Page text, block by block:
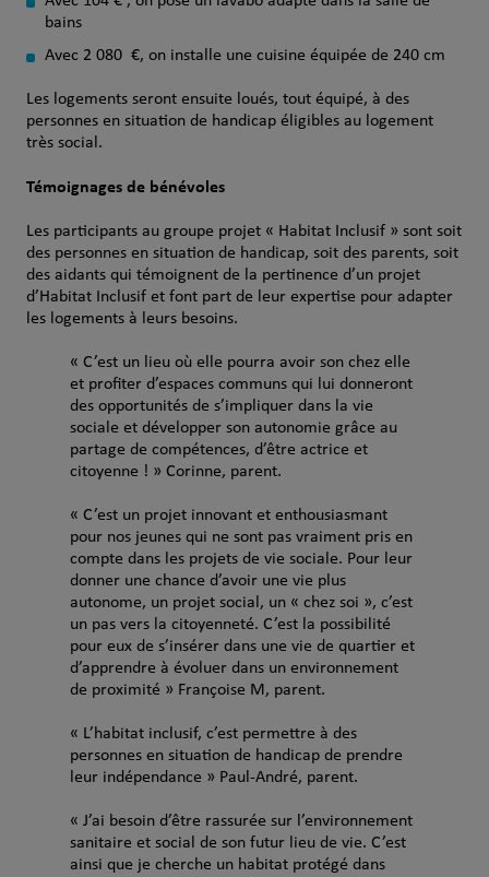
bains
Avec 2 080 €, on installe une cuisine équipée de 240 cm
Les logements seront ensuite loués, tout équipé, à des
personnes en situation de handicap éligibles au logement
très social.
Témoignages de bénévoles
Les participants au groupe projet « Habitat Inclusif » sont soit
des personnes en situation de handicap, soit des parents, soit
des aidants qui témoignent de la pertinence d’un projet
d’Habitat Inclusif et font part de leur expertise pour adapter
les logements à leurs besoins.
« C’est un lieu où elle pourra avoir son chez elle
et profiter d’espaces communs qui lui donneront
des opportunités de s’impliquer dans la vie
sociale et développer son autonomie grâce au
partage de compétences, d’être actrice et
citoyenne ! » Corinne, parent.
« C’est un projet innovant et enthousiasmant
pour nos jeunes qui ne sont pas vraiment pris en
compte dans les projets de vie sociale. Pour leur
donner une chance d’avoir une vie plus
autonome, un projet social, un « chez soi », c’est
un pas vers la citoyenneté. C’est la possibilité
pour eux de s’insérer dans une vie de quartier et
d’apprendre à évoluer dans un environnement
de proximité » Françoise M, parent.
« L’habitat inclusif, c’est permettre à des
personnes en situation de handicap de prendre
leur indépendance » Paul-André, parent.
« J’ai besoin d’être rassurée sur l’environnement
sanitaire et social de son futur lieu de vie. C’est
ainsi que je cherche un habitat protégé dans